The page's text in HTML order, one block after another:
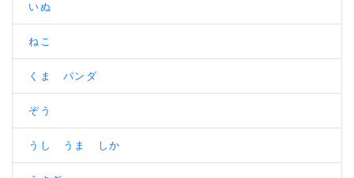
いぬ
ねこ
くま パンダ
ぞう
うし うま しか